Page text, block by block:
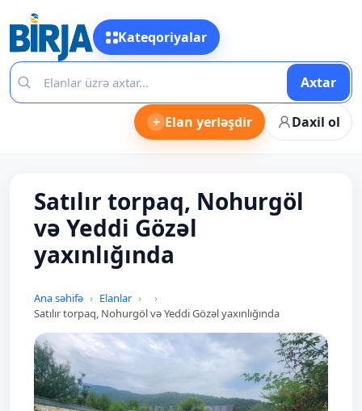
Kateqoriyalar
Axtar
+ Elan yerləşdir Daxil ol
Satılır torpaq, Nohurgöl
və Yeddi Gözəl
yaxınlığında
Ana səhifə
Elanlar
Satılır torpaq, Nohurgöl və Yeddi Gözəl yaxınlığında